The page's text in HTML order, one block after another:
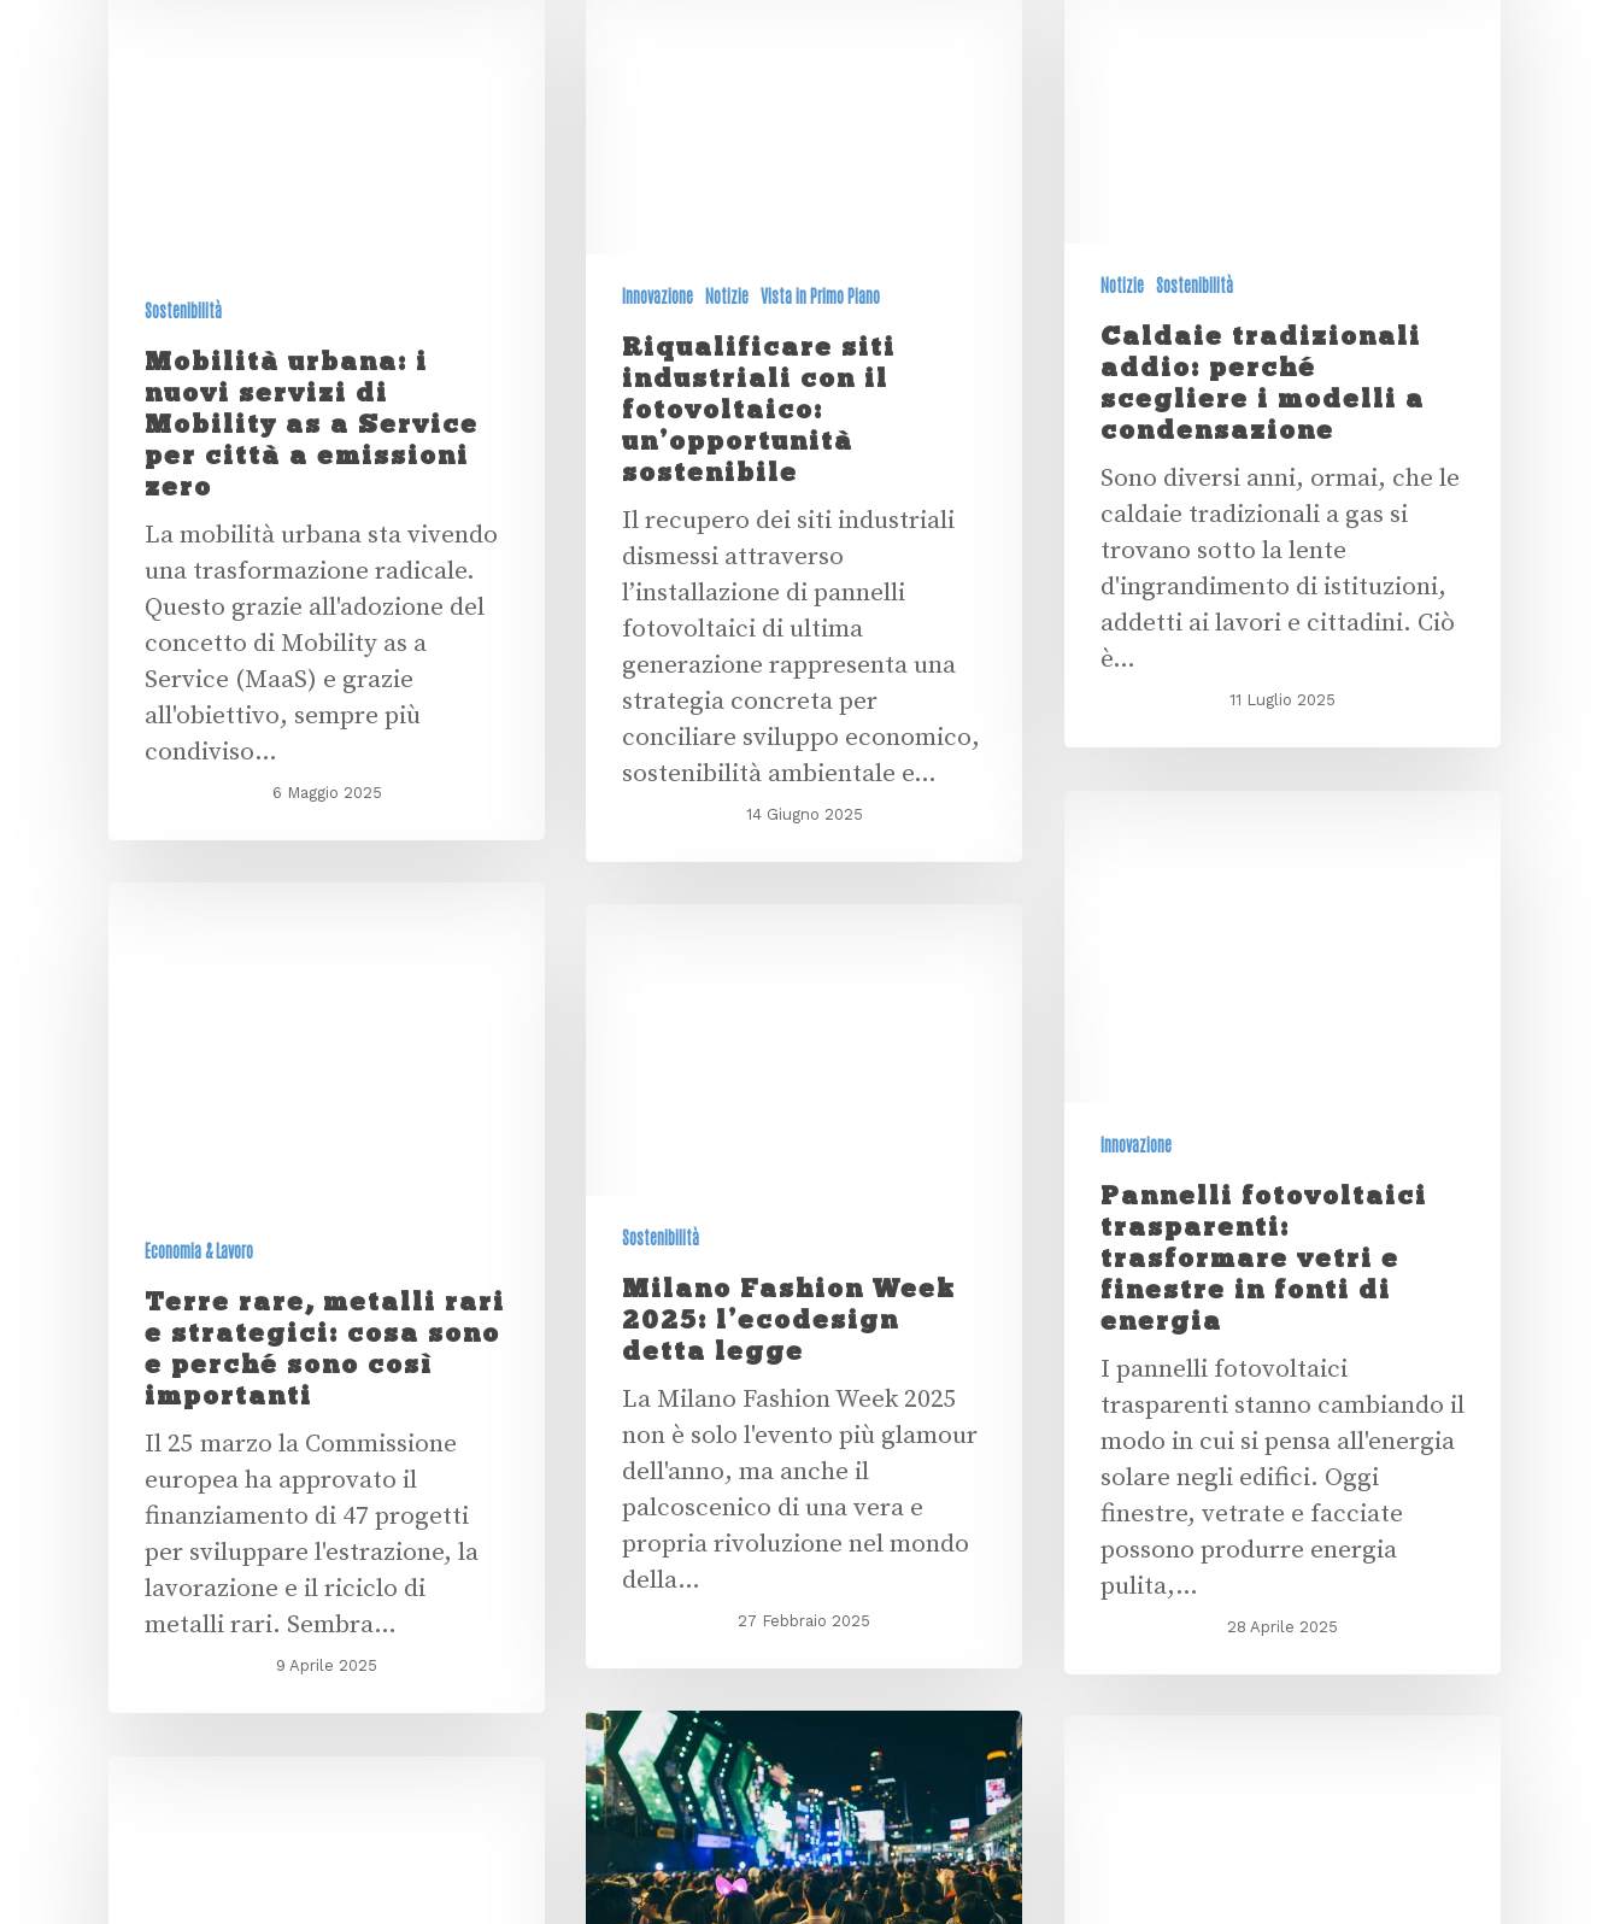
Notizie Sostenibilità
Caldaie tradizionali
addio: perché
scegliere i modelli a
condensazione
Sono diversi anni, ormai, che le
caldaie tradizionali a gas si
trovano sotto la lente
d'ingrandimento di istituzioni,
addetti ai lavori e cittadini. Ciò
è…
11 Luglio 2025
Innovazione Notizie Vista in Primo Piano
Riqualificare siti
industriali con il
fotovoltaico:
un’opportunità
sostenibile
Il recupero dei siti industriali
dismessi attraverso
l’installazione di pannelli
fotovoltaici di ultima
generazione rappresenta una
strategia concreta per
conciliare sviluppo economico,
sostenibilità ambientale e…
14 Giugno 2025
Sostenibilità
Mobilità urbana: i
nuovi servizi di
Mobility as a Service
per città a emissioni
zero
La mobilità urbana sta vivendo
una trasformazione radicale.
Questo grazie all'adozione del
concetto di Mobility as a
Service (MaaS) e grazie
all'obiettivo, sempre più
condiviso…
6 Maggio 2025
Innovazione
Pannelli fotovoltaici
trasparenti:
trasformare vetri e
finestre in fonti di
energia
I pannelli fotovoltaici
trasparenti stanno cambiando il
modo in cui si pensa all'energia
solare negli edifici. Oggi
finestre, vetrate e facciate
possono produrre energia
pulita,…
28 Aprile 2025
Economia & Lavoro
Terre rare, metalli rari
e strategici: cosa sono
e perché sono così
importanti
Il 25 marzo la Commissione
europea ha approvato il
finanziamento di 47 progetti
per sviluppare l'estrazione, la
lavorazione e il riciclo di
metalli rari. Sembra…
9 Aprile 2025
Sostenibilità
Milano Fashion Week
2025: l’ecodesign
detta legge
La Milano Fashion Week 2025
non è solo l'evento più glamour
dell'anno, ma anche il
palcoscenico di una vera e
propria rivoluzione nel mondo
della…
27 Febbraio 2025